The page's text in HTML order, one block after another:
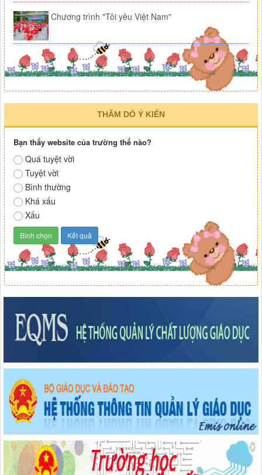
Chương trình "Tôi yêu Việt Nam"
THĂM DÒ Ý KIẾN
Bạn thấy website của trường thế nào?
Quá tuyệt vời
Tuyệt vời
Bình thường
Khá xấu
Xấu